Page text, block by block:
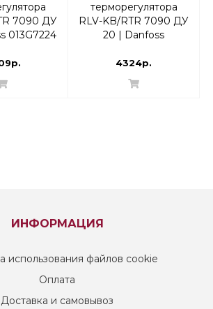
7090 ДУ
013G7224
терморегулятора
RLV-KB/RTR 7090 ДУ
20 | Danfoss
4324р.
ИНФОРМАЦИЯ
использования файлов cookie
Оплата
Доставка и самовывоз